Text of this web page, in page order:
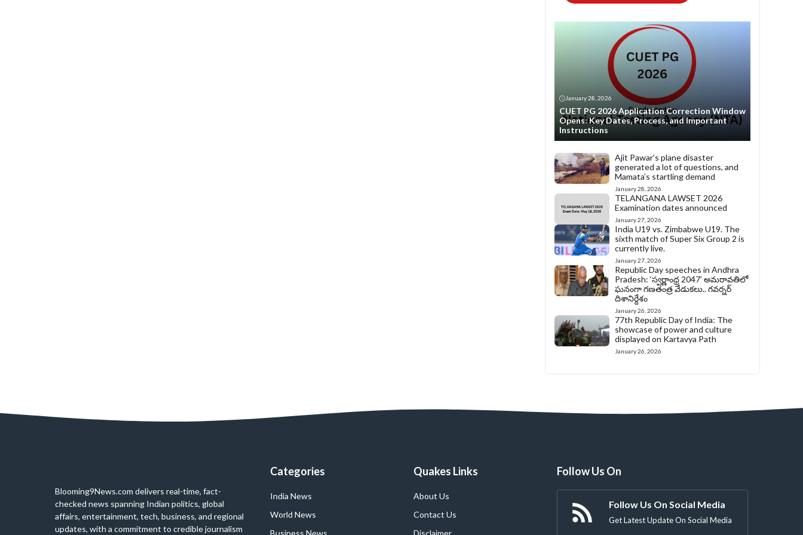
January 28, 2026
CUET PG 2026 Application Correction Window
Opens: Key Dates, Process, and Important
Instructions
Ajit Pawar’s plane disaster
generated a lot of questions, and
Mamata’s startling demand
January 28, 2026
TELANGANA LAWSET 2026
Examination dates announced
January 27, 2026
India U19 vs. Zimbabwe U19. The
sixth match of Super Six Group 2 is
currently live.
January 27, 2026
Republic Day speeches in Andhra
Pradesh: ‘స్వర్ణాంధ్ర 2047’ అమరావతిలో
ఘనంగా గణతంత్ర వేడుకలు.. గవర్నర్
దిశానిర్దేశం
January 26, 2026
77th Republic Day of India: The
showcase of power and culture
displayed on Kartavya Path
January 26, 2026
Blooming9News.com delivers real-time, fact-
checked news spanning Indian politics, global
affairs, entertainment, tech, business, and regional
updates, with a commitment to credible journalism
Categories
India News
World News
Business News
Quakes Links
About Us
Contact Us
Disclaimer
Follow Us On
Follow Us On Social Media
Get Latest Update On Social Media